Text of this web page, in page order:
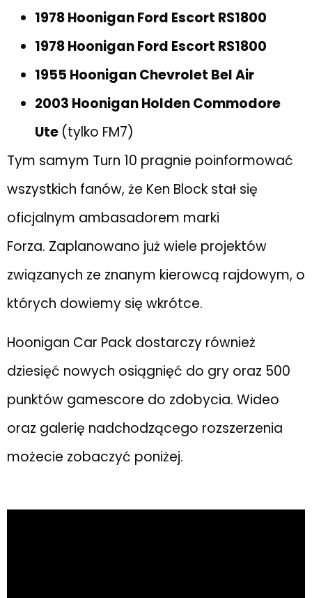
1978 Hoonigan Ford Escort RS1800
1978 Hoonigan Ford Escort RS1800
1955 Hoonigan Chevrolet Bel Air
2003 Hoonigan Holden Commodore
Ute (tylko FM7)
Tym samym Turn 10 pragnie poinformować
wszystkich fanów, że Ken Block stał się
oficjalnym ambasadorem marki
Forza. Zaplanowano już wiele projektów
związanych ze znanym kierowcą rajdowym, o
których dowiemy się wkrótce.
Hoonigan Car Pack dostarczy również
dziesięć nowych osiągnięć do gry oraz 500
punktów gamescore do zdobycia. Wideo
oraz galerię nadchodzącego rozszerzenia
możecie zobaczyć poniżej.